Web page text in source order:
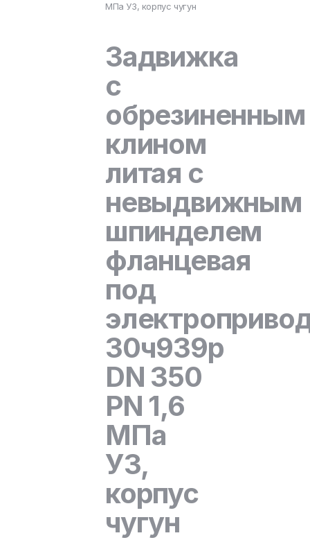
МПа У3, корпус чугун
Задвижка
с
обрезиненным
клином
литая с
невыдвижным
шпинделем
фланцевая
под
30ч939р
DN 350
PN 1,6
МПа
У3,
корпус
чугун